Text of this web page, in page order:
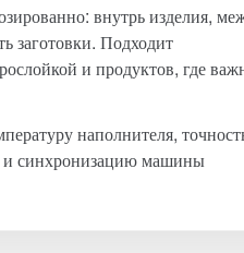
внутрь изделия,
заготовки. Подходит
и продуктов, где
наполнителя,
и синхронизацию машины